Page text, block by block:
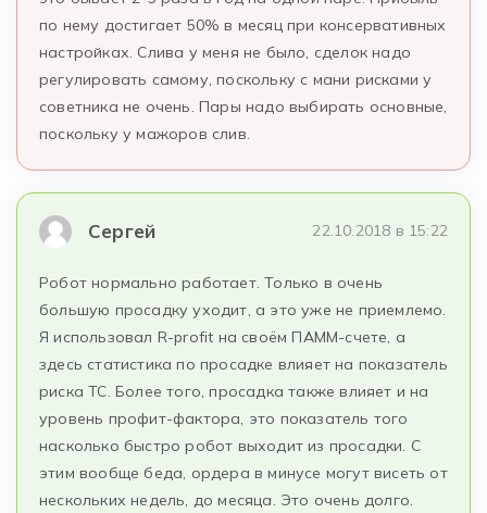
по нему достигает 50% в месяц при консервативных
настройках. Слива у меня не было, сделок надо
регулировать самому, поскольку с мани рисками у
советника не очень. Пары надо выбирать основные,
поскольку у мажоров слив.
Сергей 22.10.2018 в 15:22
Робот нормально работает. Только в очень
большую просадку уходит, а это уже не приемлемо.
Я использовал R-profit на своём ПАММ-счете, а
здесь статистика по просадке влияет на показатель
риска ТС. Более того, просадка также влияет и на
уровень профит-фактора, это показатель того
насколько быстро робот выходит из просадки. С
этим вообще беда, ордера в минусе могут висеть от
нескольких недель, до месяца. Это очень долго.